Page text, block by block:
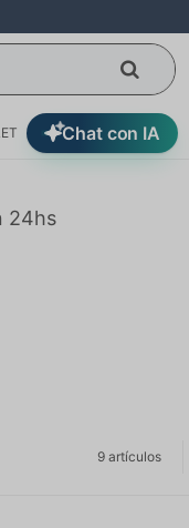
Chat con IA
24hs
9 artículos